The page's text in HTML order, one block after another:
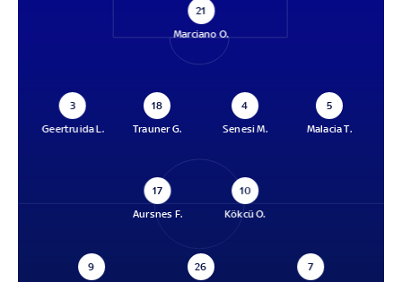
21
Marciano O.
3
Geertruida L.
18
Trauner G.
4
Senesi M.
5
Malacia T.
17
Aursnes F.
10
Kökcü O.
9
26
7